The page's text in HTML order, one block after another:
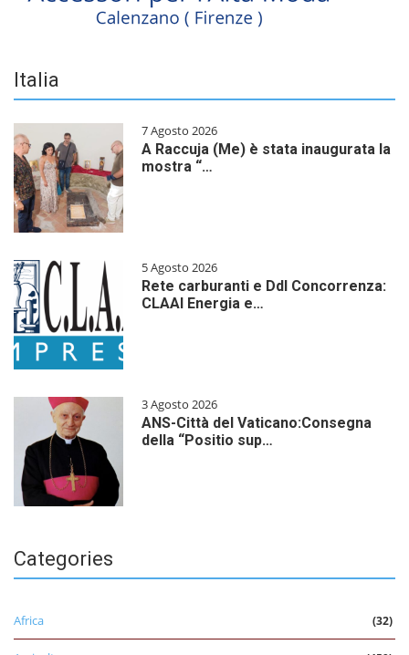
Italia
7 Agosto 2026
A Raccuja (Me) è stata inaugurata la
mostra “…
5 Agosto 2026
Rete carburanti e Ddl Concorrenza:
CLAAI Energia e…
3 Agosto 2026
ANS-Città del Vaticano:Consegna
della “Positio sup…
Categories
Africa (32)